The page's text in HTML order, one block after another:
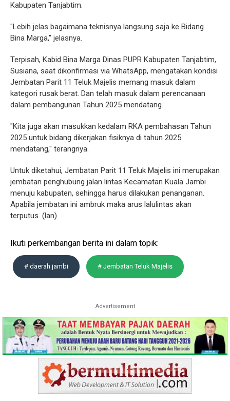
Kabupaten Tanjabtim.
"Lebih jelas bagaimana teknisnya langsung saja ke Bidang
Bina Marga," jelasnya.
Terpisah, Kabid Bina Marga Dinas PUPR Kabupaten Tanjabtim,
Susiana, saat dikonfirmasi via WhatsApp, mengatakan kondisi
Jembatan Parit 11 Teluk Majelis memang masuk dalam
kategori rusak berat. Dan telah masuk dalam perencanaan
dalam pembangunan Tahun 2025 mendatang.
"Kita juga akan masukkan kedalam RKA pembahasan Tahun
2025 untuk bidang dikerjakan fisiknya di tahun 2025
mendatang," terangnya.
Untuk diketahui, Jembatan Parit 11 Teluk Majelis ini merupakan
jembatan penghubung jalan lintas Kecamatan Kuala Jambi
menuju kabupaten, sehingga harus dilakukan penanganan.
Apabila jembatan ini ambruk maka arus lalulintas akan
terputus. (lan)
Ikuti perkembangan berita ini dalam topik:
# daerah jambi # Jembatan Teluk Majelis
Advertisement